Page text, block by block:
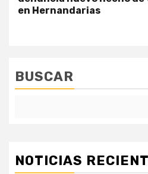
en Hernandarias
BUSCAR
NOTICIAS